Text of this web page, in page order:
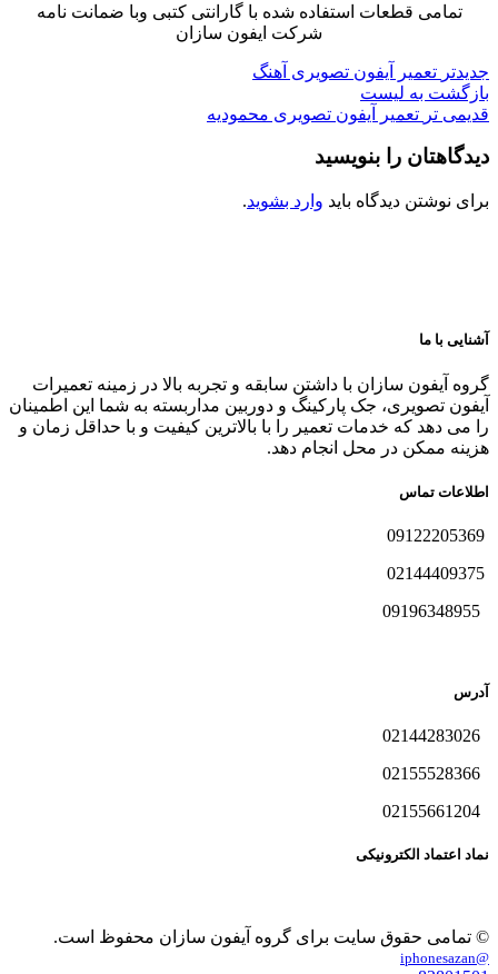
تمامی قطعات استفاده شده با گارانتی کتبی وبا ضمانت نامه
شرکت ایفون سازان
جدیدتر تعمیر آیفون تصویری آهنگ
بازگشت به لیست
قدیمی تر تعمیر آیفون تصویری محمودیه
دیدگاهتان را بنویسید
برای نوشتن دیدگاه باید وارد بشوید.
آشنایی با ما
گروه آیفون سازان با داشتن سابقه و تجربه بالا در زمینه تعمیرات
آیفون تصویری، جک پارکینگ و دوربین مداربسته به شما این اطمینان
را می دهد که خدمات تعمیر را با بالاترین کیفیت و با حداقل زمان و
هزینه ممکن در محل انجام دهد.
اطلاعات تماس
آدرس
نماد اعتماد الکترونیکی
© تمامی حقوق سایت برای گروه آیفون سازان محفوظ است.
@iphonesazan